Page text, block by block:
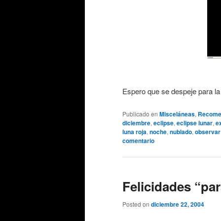
Espero que se despeje para
Publicado en Misceláneas,
diciembre, eclipse, eclipse lunar,
luna roja, noche, nublado, observar
comentario
Felicidades
Posted on diciembre 22, 2004